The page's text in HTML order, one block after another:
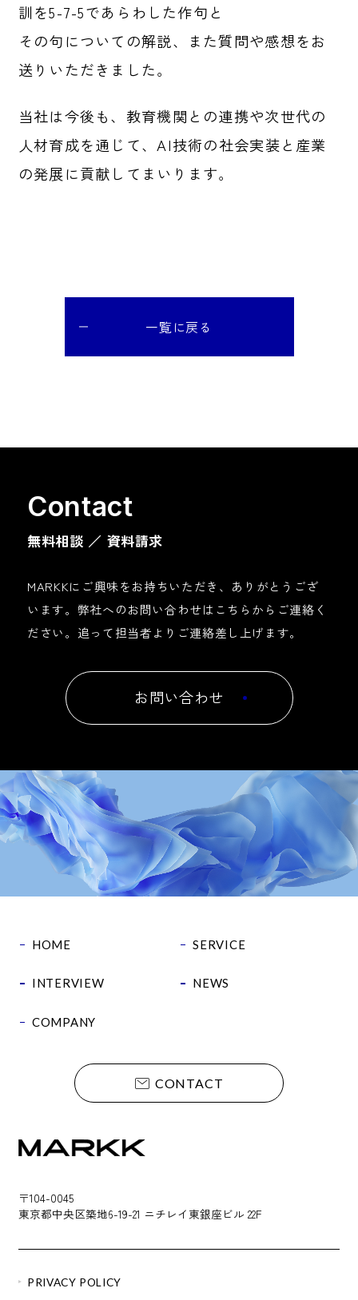
訓を5-7-5であらわした作句と
その句についての解説、また質問や感想をお
送りいただきました。
当社は今後も、教育機関との連携や次世代の
人材育成を通じて、AI技術の社会実装と産業
の発展に貢献してまいります。
一覧に戻る
Contact
無料相談 ／ 資料請求​
MARKKにご興味をお持ちいただき、ありがとうござ
います。 弊社へのお問い合わせはこちらからご連絡く
ださい。 追って担当者よりご連絡差し上げます。
お問い合わせ
HOME SERVICE
INTERVIEW NEWS
COMPANY
CONTACT
〒104-0045
東京都中央区築地6-19-21 ニチレイ東銀座ビル 22F
PRIVACY POLICY